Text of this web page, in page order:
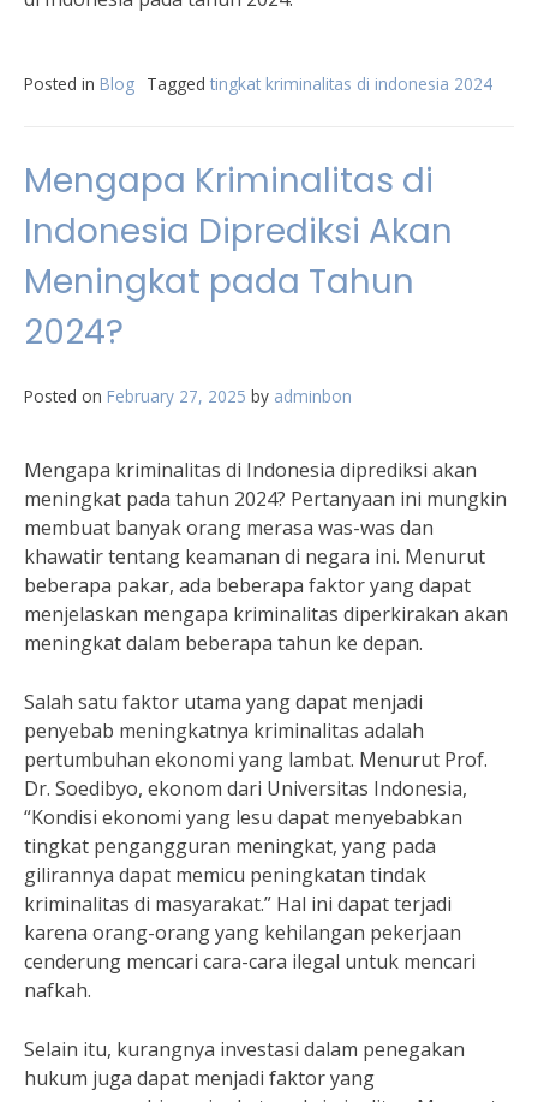
Posted in Blog Tagged tingkat kriminalitas di indonesia 2024
Mengapa Kriminalitas di
Indonesia Diprediksi Akan
Meningkat pada Tahun
2024?
Posted on February 27, 2025 by adminbon
Mengapa kriminalitas di Indonesia diprediksi akan
meningkat pada tahun 2024? Pertanyaan ini mungkin
membuat banyak orang merasa was-was dan
khawatir tentang keamanan di negara ini. Menurut
beberapa pakar, ada beberapa faktor yang dapat
menjelaskan mengapa kriminalitas diperkirakan akan
meningkat dalam beberapa tahun ke depan.
Salah satu faktor utama yang dapat menjadi
penyebab meningkatnya kriminalitas adalah
pertumbuhan ekonomi yang lambat. Menurut Prof.
Dr. Soedibyo, ekonom dari Universitas Indonesia,
“Kondisi ekonomi yang lesu dapat menyebabkan
tingkat pengangguran meningkat, yang pada
gilirannya dapat memicu peningkatan tindak
kriminalitas di masyarakat.” Hal ini dapat terjadi
karena orang-orang yang kehilangan pekerjaan
cenderung mencari cara-cara ilegal untuk mencari
nafkah.
Selain itu, kurangnya investasi dalam penegakan
hukum juga dapat menjadi faktor yang